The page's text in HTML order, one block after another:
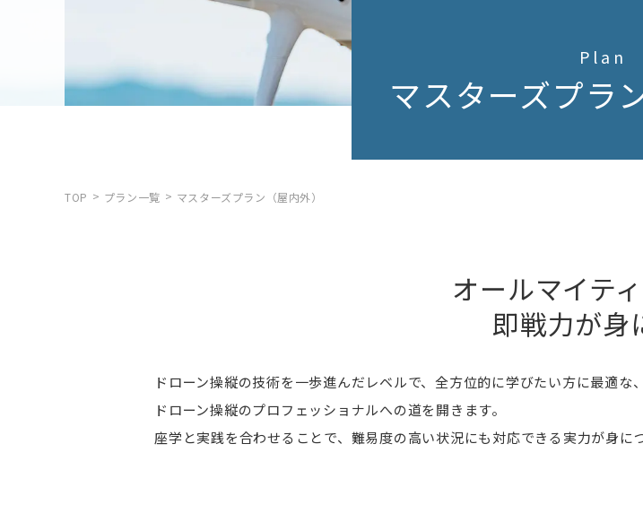
Plan
マスターズプラ
TOP プラン一覧 マスターズプラン（屋内外）
オールマイテ
即戦力が身
ドローン操縦の技術を一歩進んだレベルで、全方位的に学びたい方に最適な
ドローン操縦のプロフェッショナルへの道を開きます。
座学と実践を合わせることで、難易度の高い状況にも対応できる実力が身に